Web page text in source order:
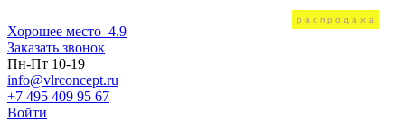
Хорошее место 4.9
Заказать звонок
Пн-Пт 10-19
info@vlrconcept.ru
+7 495 409 95 67
Войти
распродажа
распродажа
распродажа
распродажа
распродажа